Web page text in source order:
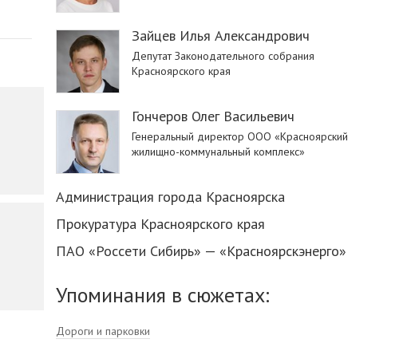
Зайцев Илья Александрович
Депутат Законодательного собрания
Красноярского края
Гончеров Олег Васильевич
Генеральный директор ООО «Красноярский
жилищно-коммунальный комплекс»
Администрация города Красноярска
Прокуратура Красноярского края
ПАО «Россети Сибирь» — «Красноярскэнерго»
Упоминания в сюжетах:
Дороги и парковки